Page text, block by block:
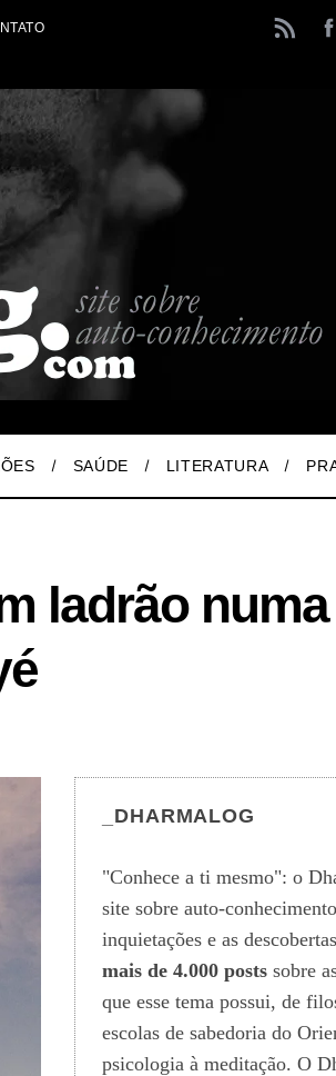
SAÚDE LITERATURA
ladrão
_DHARMALOG
"Conhece a ti mesmo": o
site sobre auto-
inquietações e as
mais de 4.000 posts sobre
que esse tema possui, de
escolas de sabedoria do
psicologia à meditação. O